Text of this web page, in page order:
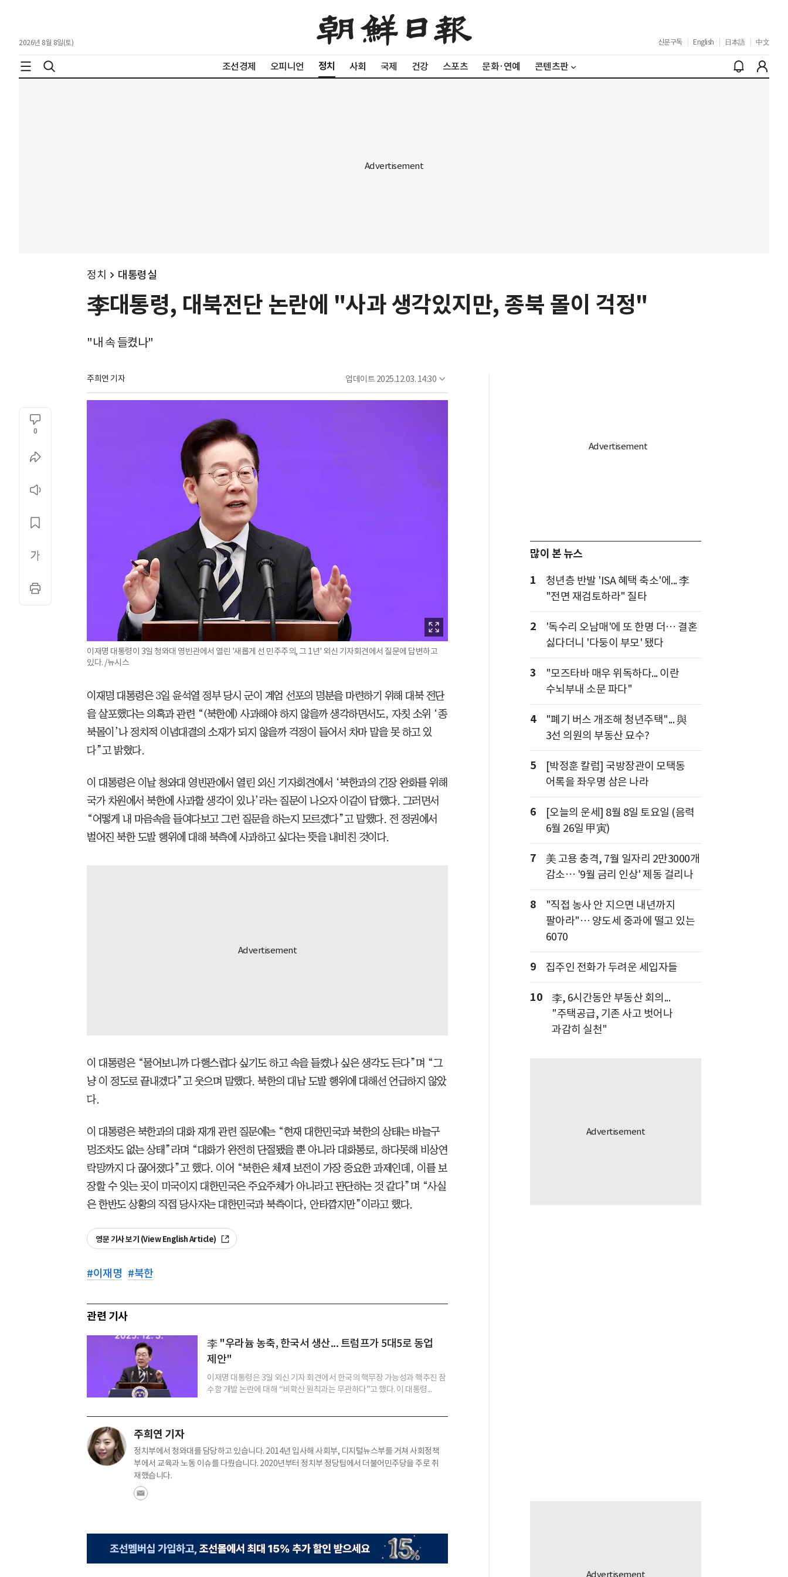
2026년 8월 8일(토) 신문구독 English 日本語 中文
조선경제 오피니언 정치 사회 국제 건강 스포츠 문화·연예 콘텐츠판
정치 대통령실
李대통령, 대북전단 논란에 "사과 생각있지만, 종북 몰이 걱정"
"내 속 들켰나"
주희연 기자 업데이트 2025.12.03. 14:30
0
이재명 대통령이 3일 청와대 영빈관에서 열린 '새롭게 선 민주주의, 그 1년' 외신 기자회견에서 질문에 답변하고
있다. /뉴시스
이재명 대통령은 3일 윤석열 정부 당시 군이 계엄 선포의 명분을 마련하기 위해 대북 전단
을 살포했다는 의혹과 관련 “(북한에) 사과해야 하지 않을까 생각하면서도, 자칫 소위 ‘종
북몰이’나 정치적 이념대결의 소재가 되지 않을까 걱정이 들어서 차마 말을 못 하고 있
다”고 밝혔다.
이 대통령은 이날 청와대 영빈관에서 열린 외신 기자회견에서 ‘북한과의 긴장 완화를 위해
국가 차원에서 북한에 사과할 생각이 있나’라는 질문이 나오자 이같이 답했다. 그러면서
“어떻게 내 마음속을 들여다보고 그런 질문을 하는지 모르겠다”고 말했다. 전 정권에서
벌어진 북한 도발 행위에 대해 북측에 사과하고 싶다는 뜻을 내비친 것이다.
이 대통령은 “물어보니까 다행스럽다 싶기도 하고 속을 들켰나 싶은 생각도 든다”며 “그
냥 이 정도로 끝내겠다”고 웃으며 말했다. 북한의 대남 도발 행위에 대해선 언급하지 않았
다.
이 대통령은 북한과의 대화 재개 관련 질문에는 “현재 대한민국과 북한의 상태는 바늘구
멍조차도 없는 상태”라며 “대화가 완전히 단절됐을 뿐 아니라 대화통로, 하다못해 비상연
락망까지 다 끊어졌다”고 했다. 이어 “북한은 체제 보전이 가장 중요한 과제인데, 이를 보
장할 수 잇는 곳이 미국이지 대한민국은 주요주체가 아니라고 판단하는 것 같다”며 “사실
은 한반도 상황의 직접 당사자는 대한민국과 북측이다, 안타깝지만”이라고 했다.
영문 기사 보기 (View English Article)
#이재명 #북한
관련 기사
李 "우라늄 농축, 한국서 생산... 트럼프가 5대5로 동업
제안"
이재명 대통령은 3일 외신 기자 회견에서 한국의 핵무장 가능성과 핵추진 잠
수함 개발 논란에 대해 “비확산 원칙과는 무관하다”고 했다. 이 대통령...
주희연 기자
정치부에서 청와대를 담당하고 있습니다. 2014년 입사해 사회부, 디지털뉴스부를 거쳐 사회정책
부에서 교육과 노동 이슈를 다뤘습니다. 2020년부터 정치부 정당팀에서 더불어민주당을 주로 취
재했습니다.
많이 본 뉴스
1
청년층 반발 'ISA 혜택 축소'에... 李
"전면 재검토하라" 질타
2
'독수리 오남매'에 또 한명 더… 결혼
싫다더니 '다둥이 부모' 됐다
3
"모즈타바 매우 위독하다... 이란
수뇌부내 소문 파다"
4
"폐기 버스 개조해 청년주택"... 與
3선 의원의 부동산 묘수?
5
[박정훈 칼럼] 국방장관이 모택동
어록을 좌우명 삼은 나라
6
[오늘의 운세] 8월 8일 토요일 (음력
6월 26일 甲寅)
7
美 고용 충격, 7월 일자리 2만3000개
감소… '9월 금리 인상' 제동 걸리나
8
"직접 농사 안 지으면 내년까지
팔아라"… 양도세 중과에 떨고 있는
6070
9 집주인 전화가 두려운 세입자들
10
李, 6시간동안 부동산 회의...
"주택공급, 기존 사고 벗어나
과감히 실천"